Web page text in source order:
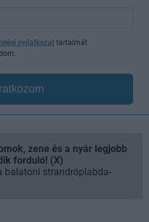
nyilatkozat tartalmát
zene és a nyár legjobb
forduló! (X)
balatoni strandröplabda-